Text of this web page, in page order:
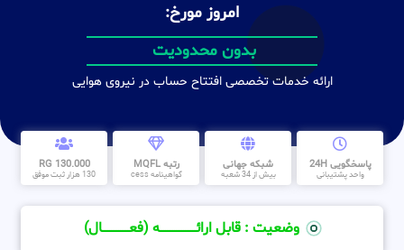
امروز مورخ:
بدون محدودیت
ارائه خدمات تخصصی افتتاح حساب در نیروی هوایی
پاسخگویی 24H
واحد پشتیبانی
شبکه جهانی
بیش از 34 شعبه
رتبه MQFL
گواهینامه cess
130.000 RG
130 هزار ثبت موفق
وضعیت : قابل ارائــــــــــــــــــــه (فعـــــــــــــــال)